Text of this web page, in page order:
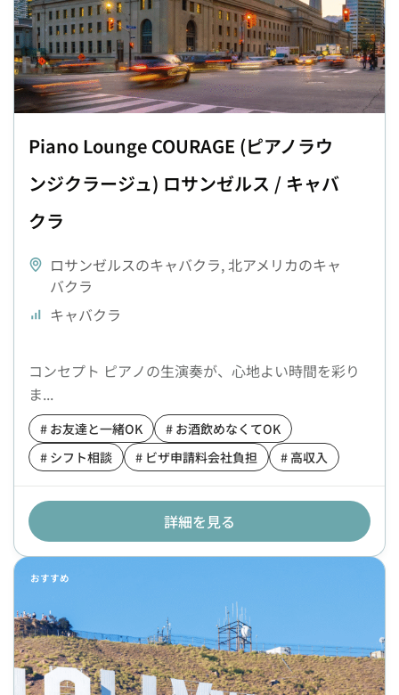
Piano Lounge COURAGE (ピアノラウ
ンジクラージュ) ロサンゼルス / キャバ
クラ
ロサンゼルスのキャバクラ,北アメリカのキャ
バクラ
キャバクラ
コンセプト ピアノの生演奏が、心地よい時間を彩り
ま...
# お友達と一緒OK
# お酒飲めなくてOK
# シフト相談
# ビザ申請料会社負担 # 高収入
詳細を見る
おすすめ